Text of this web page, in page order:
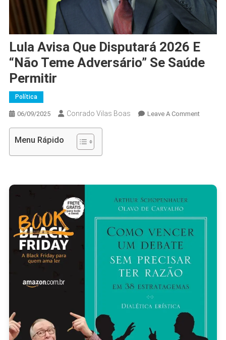
Lula Avisa Que Disputará 2026 E
“não Teme Adversário” Se Saúde
Permitir
Política
06/09/2025 Conrado Vilas Boas Leave A CommentOn
Menu Rápido